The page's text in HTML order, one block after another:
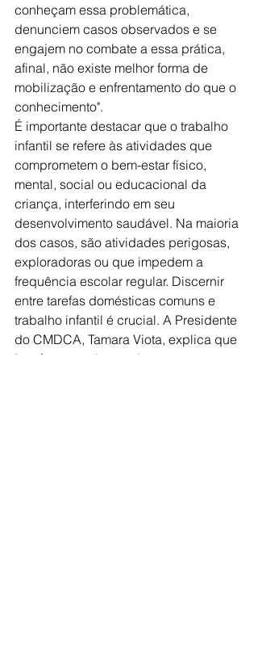
conheçam essa problemática,
denunciem casos observados e se
engajem no combate a essa prática,
afinal, não existe melhor forma de
mobilização e enfrentamento do que o
conhecimento".
É importante destacar que o trabalho
infantil se refere às atividades que
comprometem o bem-estar físico,
mental, social ou educacional da
criança, interferindo em seu
desenvolvimento saudável. Na maioria
dos casos, são atividades perigosas,
exploradoras ou que impedem a
frequência escolar regular. Discernir
entre tarefas domésticas comuns e
trabalho infantil é crucial. A Presidente
do CMDCA, Tamara Viota, explica que
"tarefas como lavar a louça, arrumar a